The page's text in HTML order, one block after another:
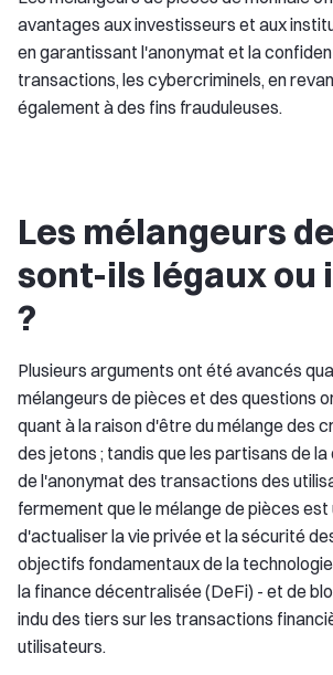
avantages aux investisseurs et aux
en garantissant l'anonymat et la
transactions, les cybercriminels, en
également à des fins frauduleuses.
Les mélangeurs
sont-ils légaux ou
?
Plusieurs arguments ont été avancés
mélangeurs de pièces et des questions
quant à la raison d'être du mélange des
des jetons ; tandis que les partisans de
de l'anonymat des transactions des
fermement que le mélange de pièces est
d'actualiser la vie privée et la sécurité
objectifs fondamentaux de la
la finance décentralisée (DeFi) - et de
indu des tiers sur les transactions
utilisateurs.